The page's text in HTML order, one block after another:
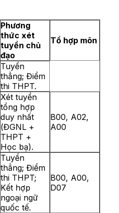
Phương
thức xét
tuyển chủ
đạo
Tổ hợp môn
Tuyển
thẳng; Điểm
thi THPT.
Xét tuyển
tổng hợp
duy nhất
(ĐGNL +
THPT +
Học bạ).
B00, A02,
A00
Tuyển
thẳng; Điểm
thi THPT;
Kết hợp
ngoại ngữ
quốc tế.
B00, A00,
D07